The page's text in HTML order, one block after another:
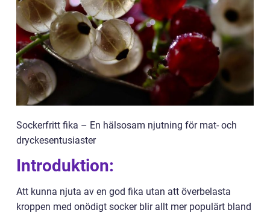
Sockerfritt fika – En hälsosam njutning för mat- och
dryckesentusiaster
Introduktion:
Att kunna njuta av en god fika utan att överbelasta
kroppen med onödigt socker blir allt mer populärt bland